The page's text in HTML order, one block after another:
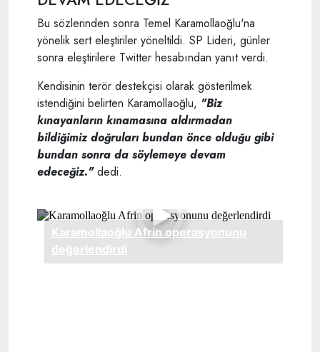
Bu sözlerinden sonra Temel Karamollaoğlu'na
yönelik sert eleştiriler yöneltildi. SP Lideri, günler
sonra eleştirilere Twitter hesabından yanıt verdi.
Kendisinin terör destekçisi olarak gösterilmek
istendiğini belirten Karamollaoğlu, "Biz
kınayanların kınamasına aldırmadan
bildiğimiz doğruları bundan önce olduğu gibi
bundan sonra da söylemeye devam
edeceğiz."dedi.